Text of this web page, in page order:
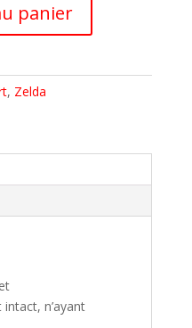
panier
v
, Zelda
n’ayant